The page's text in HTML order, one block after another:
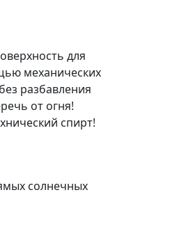
для
механических
разбавления
от огня!
спирт!
солнечных